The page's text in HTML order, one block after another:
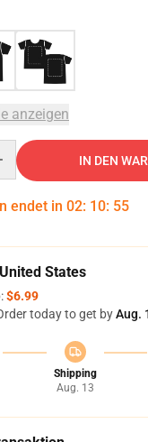
anzeigen
IN DEN
endet in 02: 10: 54
States
$6.99
today to get byAug.
Shipping
Aug. 13